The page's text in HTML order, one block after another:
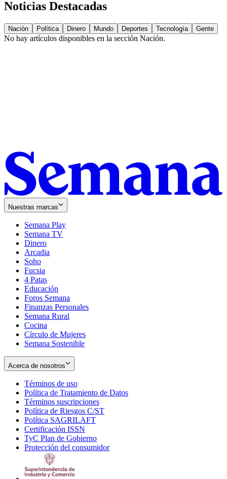
Noticias Destacadas
Nación Política Dinero Mundo Deportes Tecnología Gente
No hay artículos disponibles en la sección Nación.
Nuestras marcas
Semana Play
Semana TV
Dinero
Arcadia
Soho
in
new
window
Fucsia
in
new
window
4 Patas
Educación
Foros Semana
Finanzas Personales
Semana Rural
Cocina
Círculo de Mujeres
Semana Sostenible
Acerca de nosotros
Términos de uso
in
new
window
Política de Tratamiento de Datos
Términos suscripciones
in
Política de Riesgos C/ST
Política SAGRILAFT
new
window
Certificación ISSN
in
new
TyC Plan de Gobierno
in
Protección del consumidorOpens